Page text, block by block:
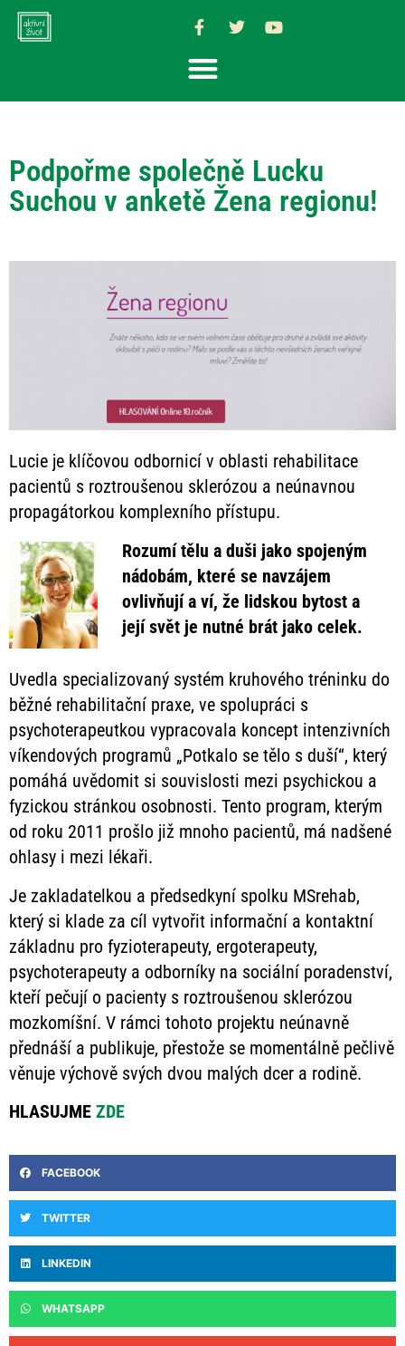
Podpořme společně Lucku
Suchou v anketě Žena regionu!
Lucie je klíčovou odbornicí v oblasti rehabilitace
pacientů s roztroušenou sklerózou a neúnavnou
propagátorkou komplexního přístupu.
Rozumí tělu a duši jako spojeným
nádobám, které se navzájem
ovlivňují a ví, že lidskou bytost a
její svět je nutné brát jako celek.
Uvedla specializovaný systém kruhového tréninku do
běžné rehabilitační praxe, ve spolupráci s
psychoterapeutkou vypracovala koncept intenzivních
víkendových programů „Potkalo se tělo s duší“, který
pomáhá uvědomit si souvislosti mezi psychickou a
fyzickou stránkou osobnosti. Tento program, kterým
od roku 2011 prošlo již mnoho pacientů, má nadšené
ohlasy i mezi lékaři.
Je zakladatelkou a předsedkyní spolku MSrehab,
který si klade za cíl vytvořit informační a kontaktní
základnu pro fyzioterapeuty, ergoterapeuty,
psychoterapeuty a odborníky na sociální poradenství,
kteří pečují o pacienty s roztroušenou sklerózou
mozkomíšní. V rámci tohoto projektu neúnavně
přednáší a publikuje, přestože se momentálně pečlivě
věnuje výchově svých dvou malých dcer a rodině.
HLASUJME ZDE
FACEBOOK
TWITTER
LINKEDIN
WHATSAPP